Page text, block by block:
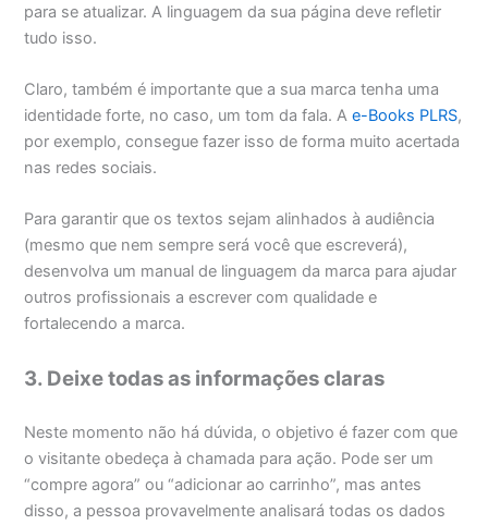
para se atualizar. A linguagem da sua página deve refletir
tudo isso.
Claro, também é importante que a sua marca tenha uma
identidade forte, no caso, um tom da fala. Ae-Books PLRS,
por exemplo, consegue fazer isso de forma muito acertada
nas redes sociais.
Para garantir que os textos sejam alinhados à audiência
(mesmo que nem sempre será você que escreverá),
desenvolva um manual de linguagem da marca para ajudar
outros profissionais a escrever com qualidade e
fortalecendo a marca.
3. Deixe todas as informações claras
Neste momento não há dúvida, o objetivo é fazer com que
o visitante obedeça à chamada para ação. Pode ser um
“compre agora” ou “adicionar ao carrinho”, mas antes
disso, a pessoa provavelmente analisará todas os dados